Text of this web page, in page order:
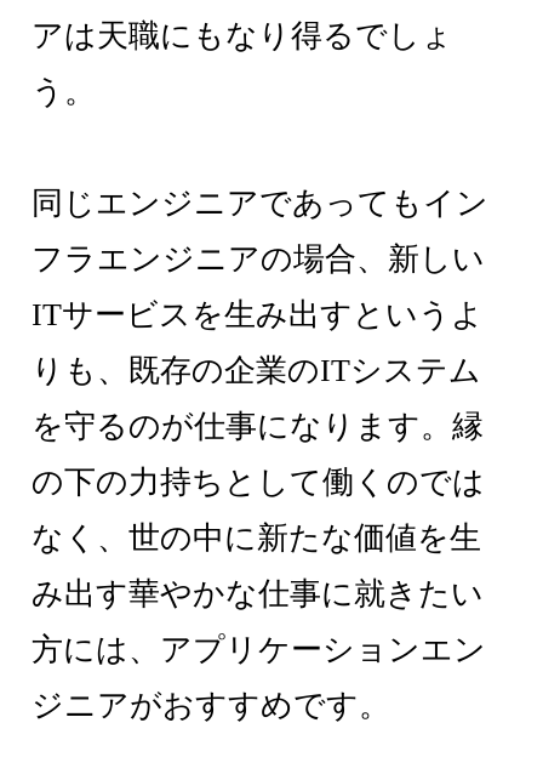
アは天職にもなり得るでしょ
う。
同じエンジニアであってもイン
フラエンジニアの場合、新しい
ITサービスを生み出すというよ
りも、既存の企業のITシステム
を守るのが仕事になります。縁
の下の力持ちとして働くのでは
なく、世の中に新たな価値を生
み出す華やかな仕事に就きたい
方には、アプリケーションエン
ジニアがおすすめです。